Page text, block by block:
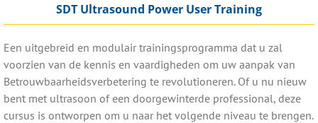
SDT Ultrasound Power User Training
Een uitgebreid en modulair trainingsprogramma dat u zal
voorzien van de kennis en vaardigheden om uw aanpak van
Betrouwbaarheidsverbetering te revolutioneren. Of u nu nieuw
bent met ultrasoon of een doorgewinterde professional, deze
cursus is ontworpen om u naar het volgende niveau te brengen.